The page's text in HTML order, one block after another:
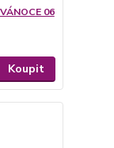
06
Koupit